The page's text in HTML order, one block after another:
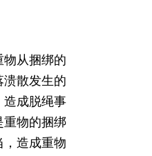
物从捆绑的
溃散发生的
造成脱绳事
重物的捆绑
，造成重物